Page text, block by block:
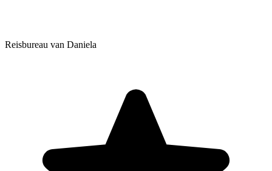
Reisbureau van Daniela